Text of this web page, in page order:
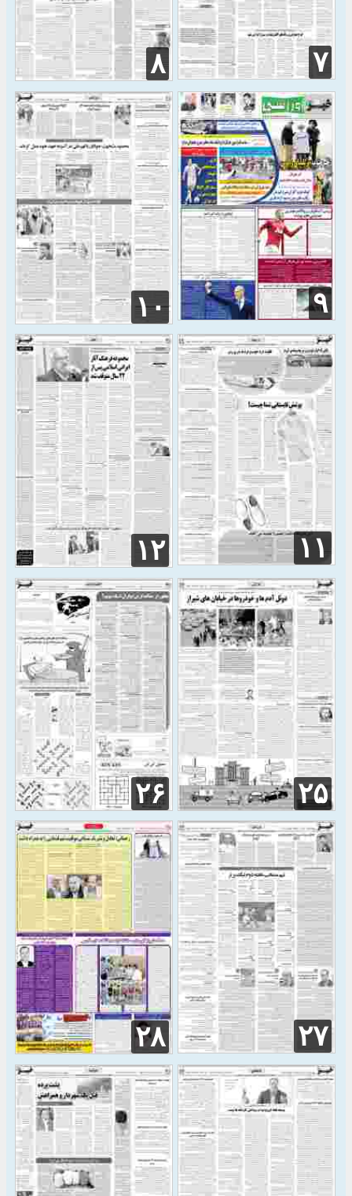
۷ ۸
۹ ۱۰
۱۱ ۱۲
۲۵ ۲۶
۲۷ ۲۸